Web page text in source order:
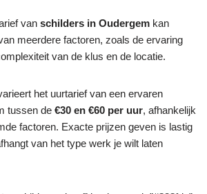
van schilders in Oudergem kan
meerdere factoren, zoals de ervaring
van de klus en de locatie.
het uurtarief van een ervaren
tussen de €30 en €60 per uur, afhankelijk
factoren. Exacte prijzen geven is lastig
van het type werk je wilt laten